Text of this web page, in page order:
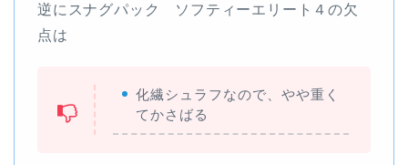
逆にスナグパック ソフティーエリート４の欠
点は
化繊シュラフなので、やや重く
てかさばる